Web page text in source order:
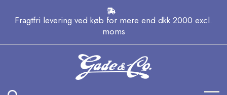
Fragtfri levering ved køb for mere end dkk 2000 excl.
moms